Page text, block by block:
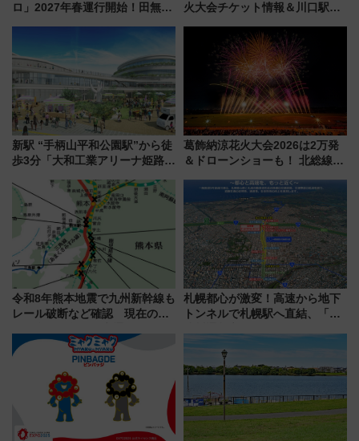
ロ」2027年春運行開始！田無・
火大会チケット情報＆川口駅か
新駅 “手柄山平和公園駅”から徒
歩3分「大和工業アリーナ姫路」
大相撲巡業など 豪華イベントと
アクセス
葛飾納涼花火大会2026は2万発
＆ドローンショーも！ 北総線を
車、観覧スポット情報と周辺観
光まとめ（7/28開催）
令和8年熊本地震で九州新幹線も
レール破断など確認 現在の運
響
札幌都心が激変！高速から地下
トンネルで札幌駅へ直結、「創
から本格着工、延長4.8km整備
事業の全貌